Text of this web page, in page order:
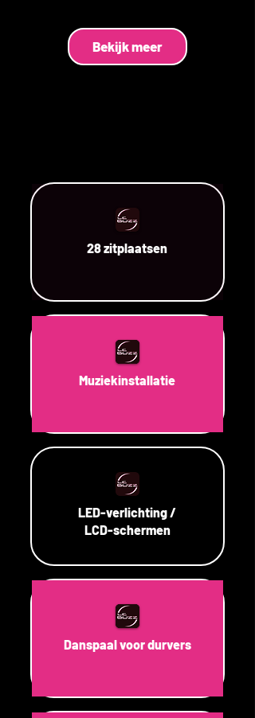
Bekijk meer
28 zitplaatsen
Muziekinstallatie
LED-verlichting /
LCD-schermen
Danspaal voor durvers